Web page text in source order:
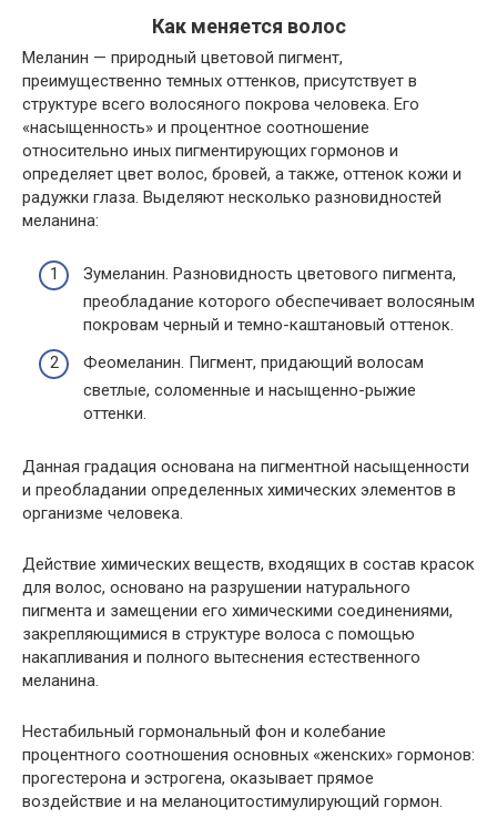
Как меняется волос
Меланин — природный цветовой пигмент,
преимущественно темных оттенков, присутствует в
структуре всего волосяного покрова человека. Его
«насыщенность» и процентное соотношение
относительно иных пигментирующих гормонов и
определяет цвет волос, бровей, а также, оттенок кожи и
радужки глаза. Выделяют несколько разновидностей
меланина:
Зумеланин. Разновидность цветового пигмента,
преобладание которого обеспечивает волосяным
покровам черный и темно-каштановый оттенок.
Феомеланин. Пигмент, придающий волосам
светлые, соломенные и насыщенно-рыжие
оттенки.
Данная градация основана на пигментной насыщенности
и преобладании определенных химических элементов в
организме человека.
Действие химических веществ, входящих в состав красок
для волос, основано на разрушении натурального
пигмента и замещении его химическими соединениями,
закрепляющимися в структуре волоса с помощью
накапливания и полного вытеснения естественного
меланина.
Нестабильный гормональный фон и колебание
процентного соотношения основных «женских» гормонов:
прогестерона и эстрогена, оказывает прямое
воздействие и на меланоцитостимулирующий гормон.